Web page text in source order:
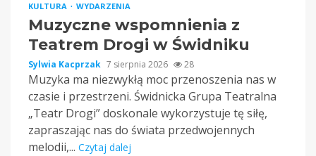
KULTURA WYDARZENIA
Muzyczne wspomnienia z
Teatrem Drogi w Świdniku
Sylwia Kacprzak 7 sierpnia 2026 28
Muzyka ma niezwykłą moc przenoszenia nas w
czasie i przestrzeni. Świdnicka Grupa Teatralna
„Teatr Drogi” doskonale wykorzystuje tę siłę,
zapraszając nas do świata przedwojennych
melodii,... Czytaj dalej